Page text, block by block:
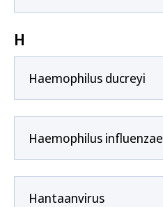
H
Haemophilus ducreyi
Haemophilus influenzae
Hantaanvirus